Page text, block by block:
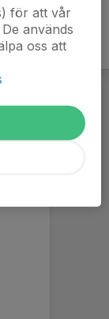
för att vår
används
oss att